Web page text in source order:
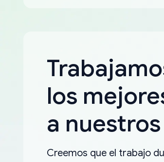
los
a
Creemos que el trabajo